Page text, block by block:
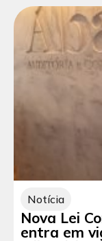
Notícia
Nova Lei
entra em